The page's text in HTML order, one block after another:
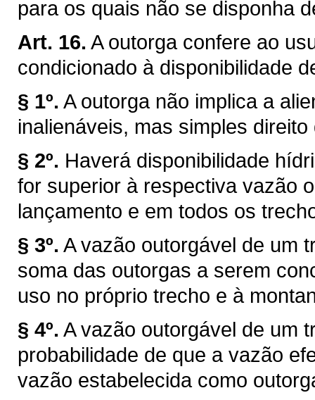
para os quais não se disponha
Art. 16. A outorga confere ao
condicionado à disponibilidade
§ 1º. A outorga não implica a
inalienáveis, mas simples direito
§ 2º. Haverá disponibilidade
for superior à respectiva vazão
lançamento e em todos os
§ 3º. A vazão outorgável de um
soma das outorgas a serem
uso no próprio trecho e à
§ 4º. A vazão outorgável de um
probabilidade de que a vazão
vazão estabelecida como